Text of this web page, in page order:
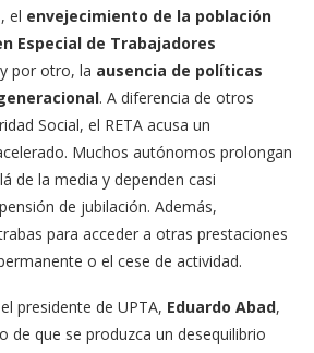
el envejecimiento de la población
Especial de Trabajadores
y por otro, la ausencia de políticas
. A diferencia de otros
Social, el RETA acusa un
Muchos autónomos prolongan
de la media y dependen casi
de jubilación. Además,
para acceder a otras prestaciones
o el cese de actividad.
presidente de UPTA, Eduardo Abad,
de que se produzca un desequilibrio